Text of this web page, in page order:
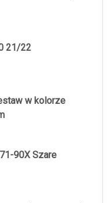
21/22
w kolorze
90X Szare